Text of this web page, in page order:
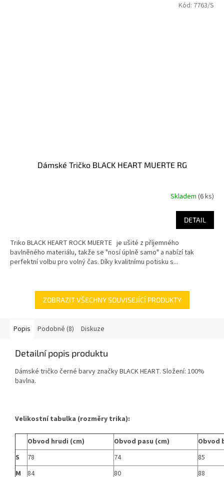
Dámské Tričko BLACK HEART MUERTE RG
Skladem (6 ks)
DETAIL
Triko BLACK HEART ROCK MUERTE je ušité z příjemného
bavlněného materiálu, takže se "nosí úplně samo" a nabízí tak
perfektní volbu pro volný čas. Díky kvalitnímu potisku s...
Kód: 7763/S
ZOBRAZIT VŠECHNY SOUVISEJÍCÍ PRODUKTY
Popis Podobné (8) Diskuze
Detailní popis produktu
Dámské tričko černé barvy značky BLACK HEART. Složení: 100%
bavlna.
Velikostní tabulka (rozměry trika):
Obvod hrudi (cm) Obvod pasu (cm)
Obvod
S
78 74
85
M
84 80 88